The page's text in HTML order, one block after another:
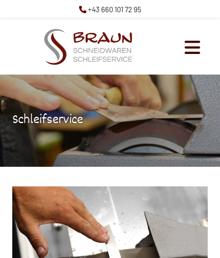
 +43 660 101 72 95
Schleifservice